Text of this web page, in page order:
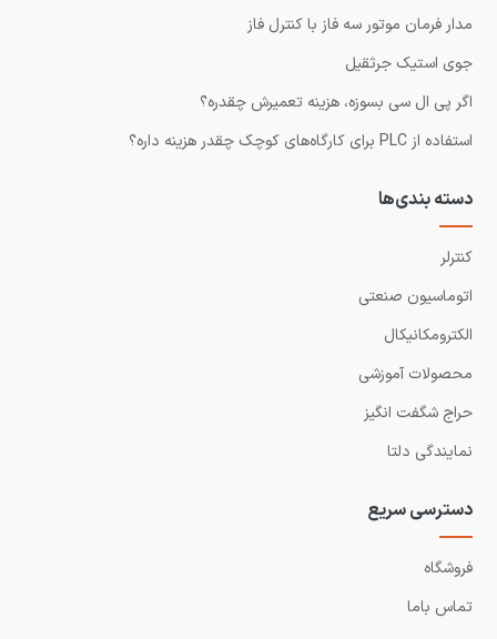
مدار فرمان موتور سه فاز با کنترل فاز
جوی استیک جرثقیل
اگر پی ال سی بسوزه، هزینه تعمیرش چقدره؟
استفاده از PLC برای کارگاه‌های کوچک چقدر هزینه داره؟
دسته بندی‌ها
کنترلر
اتوماسیون صنعتی
الکترومکانیکال
محصولات آموزشی
حراج شگفت انگیز
نمایندگی دلتا
دسترسی سریع
فروشگاه
تماس باما